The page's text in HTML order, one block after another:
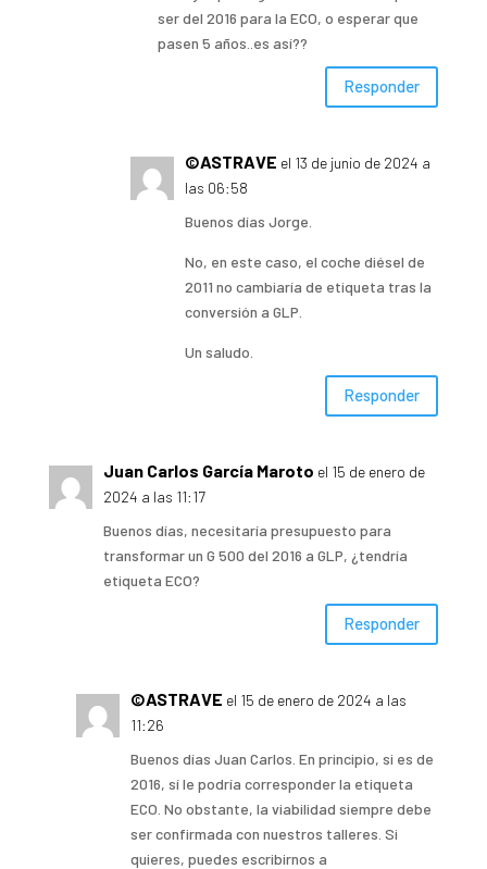
ser del 2016 para la ECO, o esperar que
pasen 5 años..es así??
Responder
©ASTRAVE el 13 de junio de 2024 a
las 06:58
Buenos días Jorge.
No, en este caso, el coche diésel de
2011 no cambiaría de etiqueta tras la
conversión a GLP.
Un saludo.
Responder
Juan Carlos García Maroto el 15 de enero de
2024 a las 11:17
Buenos días, necesitaría presupuesto para
transformar un G 500 del 2016 a GLP, ¿tendría
etiqueta ECO?
Responder
©ASTRAVE el 15 de enero de 2024 a las
11:26
Buenos días Juan Carlos. En principio, si es de
2016, sí le podría corresponder la etiqueta
ECO. No obstante, la viabilidad siempre debe
ser confirmada con nuestros talleres. Si
quieres, puedes escribirnos a